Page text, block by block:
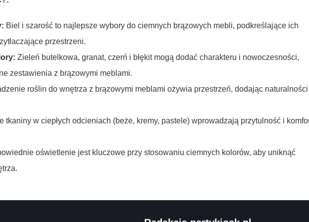
Biel i szarość to najlepsze wybory do ciemnych brązowych mebli, podkreślające ich
przestrzeni.
Zieleń butelkowa, granat, czerń i błękit mogą dodać charakteru i nowoczesności,
zestawienia z brązowymi meblami.
roślin do wnętrza z brązowymi meblami ożywia przestrzeń, dodając
tkaniny w ciepłych odcieniach (beże, kremy, pastele) wprowadzają przytulność i
oświetlenie jest kluczowe przy stosowaniu ciemnych kolorów, aby uniknąć